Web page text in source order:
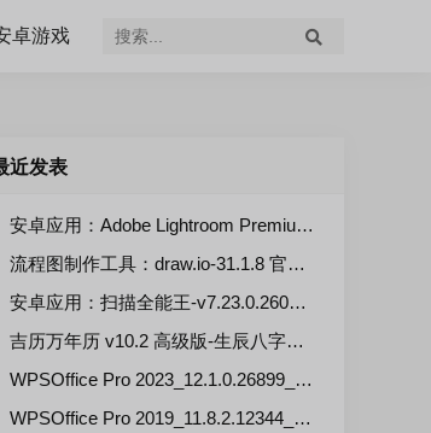
卓游戏
近发表
安卓应用：Adobe Lightroom Premium-v11.5.0(711105000) 解锁版
流程图制作工具：draw.io-31.1.8 官方正式版
安卓应用：扫描全能王-v7.23.0.2607290000-VIP 解锁版
吉历万年历 v10.2 高级版-生辰八字，择日禁忌，运势财运
WPSOffice Pro 2023_12.1.0.26899_20260806 雨糖科技特别版
WPSOffice Pro 2019_11.8.2.12344_20260806 雨糖科技特别版